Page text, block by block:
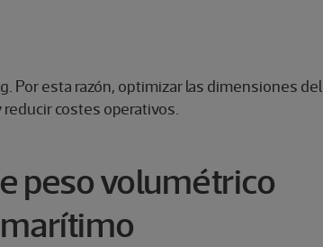
Por esta razón, optimizar las dimensiones del
reducir costes operativos.
peso volumétrico